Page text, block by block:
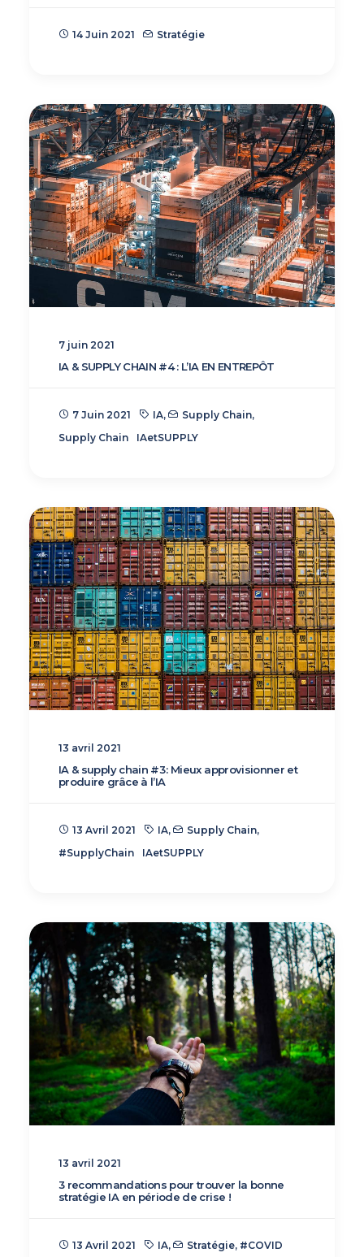
14 Juin 2021 Stratégie
7 juin 2021
IA & SUPPLY CHAIN #4 : L’IA EN ENTREPÔT
7 Juin 2021 IA, Supply Chain,
Supply Chain
IAetSUPPLY
13 avril 2021
IA & supply chain #3 : Mieux approvisionner et
produire grâce à l’IA
13 Avril 2021 IA, Supply Chain,
#SupplyChain
IAetSUPPLY
13 avril 2021
3 recommandations pour trouver la bonne
stratégie IA en période de crise !
13 Avril 2021 IA, Stratégie, #COVID